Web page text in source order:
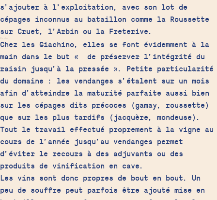
s’ajouter à l’exploitation, avec son lot de
cépages inconnus au bataillon comme la Roussette
sur Cruet, l’Arbin ou la Freterive.
Parlons vendanges
Chez les Giachino, elles se font évidemment à la
main dans le but « de préserver l’intégrité du
raisin jusqu’à la pressée ». Petite particularité
du domaine : les vendanges s’étalent sur un mois
afin d’atteindre la maturité parfaite aussi bien
sur les cépages dits précoces (gamay, roussette)
que sur les plus tardifs (jacquère, mondeuse).
Tout le travail effectué proprement à la vigne au
cours de l’année jusqu’au vendanges permet
d’éviter le recours à des adjuvants ou des
produits de vinification en cave.
Les vins sont donc propres de bout en bout. Un
peu de souffre peut parfois être ajouté mise en